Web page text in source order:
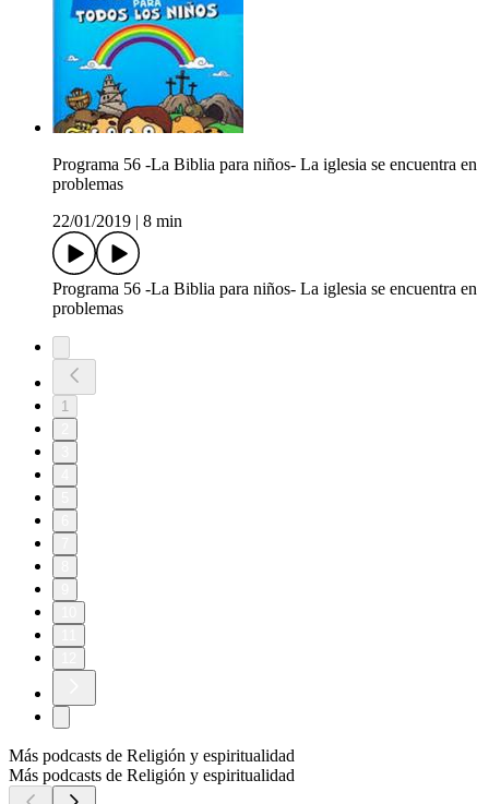
Programa 56 -La Biblia para niños- La iglesia se encuentra en
problemas
22/01/2019
8 min
Programa 56 -La Biblia para niños- La iglesia se encuentra en
problemas
1
Más podcasts de Religión y espiritualidad
Más podcasts de Religión y espiritualidad